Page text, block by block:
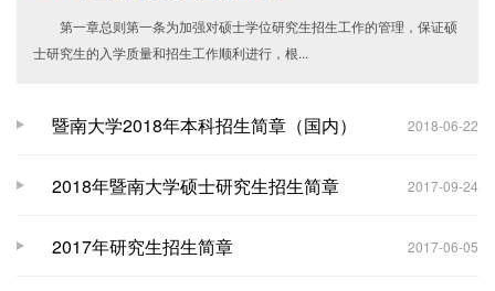
第一章总则第一条为加强对硕士学位研究生招生工作的管理，保证硕
士研究生的入学质量和招生工作顺利进行，根...
暨南大学2018年本科招生简章（国内） 2018-06-22
2018年暨南大学硕士研究生招生简章 2017-09-24
2017年研究生招生简章 2017-06-05